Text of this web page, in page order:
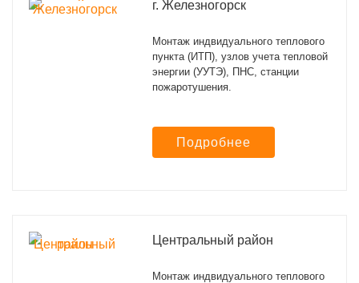
г. Железногорск
Монтаж индвидуального теплового
пункта (ИТП), узлов учета тепловой
энергии (УУТЭ), ПНС, станции
пожаротушения.
Подробнее
Центральный район
Монтаж индвидуального теплового